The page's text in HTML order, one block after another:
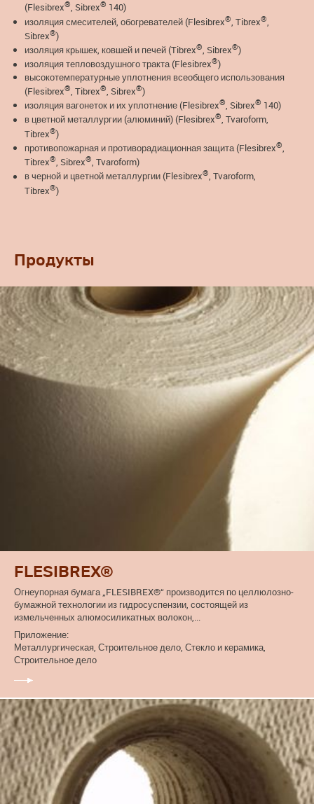
(Flesibrex®, Sibrex® 140)
изоляция смесителей, обогревателей (Flesibrex®, Tibrex®,
Sibrex®)
изоляция крышек, ковшей и печей (Tibrex®, Sibrex®)
изоляция тепловоздушного тракта (Flesibrex®)
высокотемпературные уплотнения всеобщего использования
(Flesibrex®, Tibrex®, Sibrex®)
изоляция вагонеток и их уплотнение (Flesibrex®, Sibrex® 140)
в цветной металлургии (алюминий) (Flesibrex®, Tvaroform,
Tibrex®)
противопожарная и противорадиационная защита (Flesibrex®,
Tibrex®, Sibrex®, Tvaroform)
в черной и цветной металлургии (Flesibrex®, Tvaroform,
Tibrex®)
Продукты
FLESIBREX®
Огнеупорная бумага „FLESIBREX®“ производится по целлюлозно-
бумажной технологии из гидросуспензии, состоящей из
измельченных алюмосиликатных волокон,...
Приложение:
Металлургическая, Строительное дело, Стекло и керамика,
Строительное дело